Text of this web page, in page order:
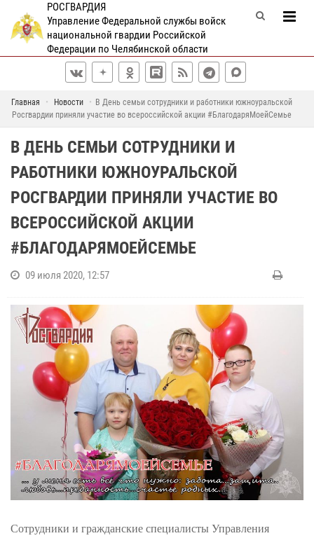
РОСГВАРДИЯ
Управление Федеральной службы войск
национальной гвардии Российской
Федерации по Челябинской области
Главная Новости
В День семьи сотрудники и работники южноуральской
Росгвардии приняли участие во всероссийской акции #БлагодаряМоейСемье
В ДЕНЬ СЕМЬИ СОТРУДНИКИ И
РАБОТНИКИ ЮЖНОУРАЛЬСКОЙ
РОСГВАРДИИ ПРИНЯЛИ УЧАСТИЕ ВО
ВСЕРОССИЙСКОЙ АКЦИИ
#БЛАГОДАРЯМОЕЙСЕМЬЕ
09 июля 2020, 12:57
Сотрудники и гражданские специалисты Управления